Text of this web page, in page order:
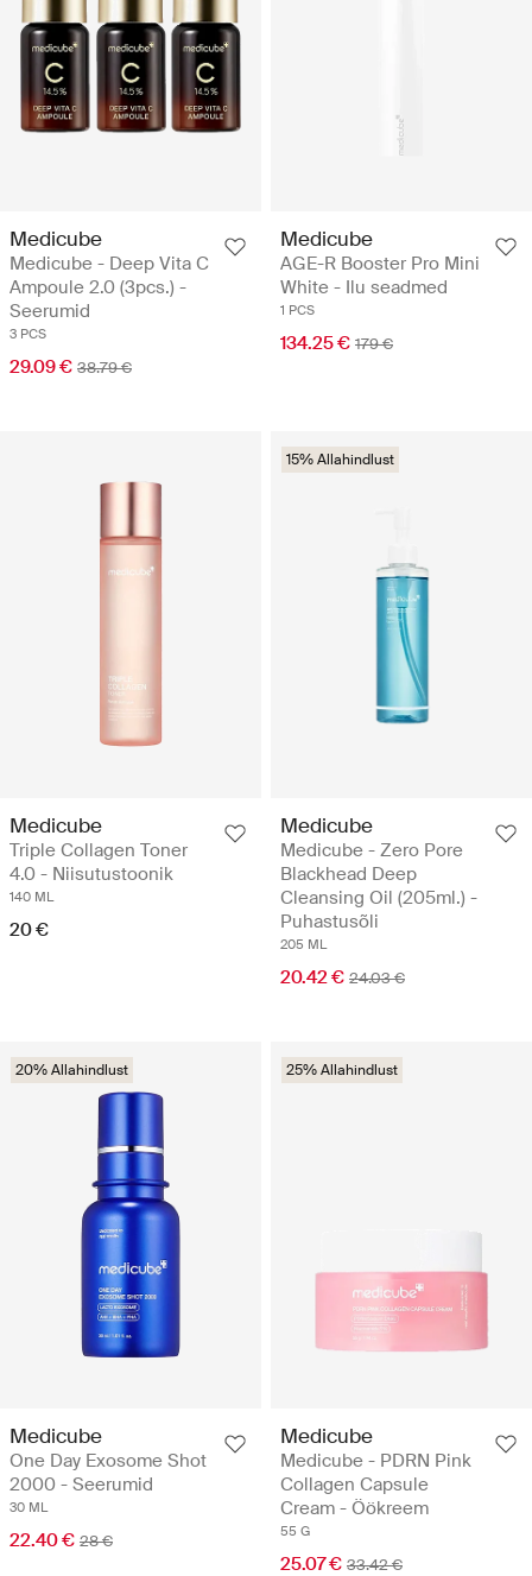
Medicube
Medicube - Deep Vita C
Ampoule 2.0 (3pcs.) -
Seerumid
3 PCS
29.09 € 38.79 €
Medicube
AGE-R Booster Pro Mini
White - Ilu seadmed
1 PCS
134.25 € 179 €
Medicube
Triple Collagen Toner
4.0 - Niisutustoonik
140 ML
20 €
15% Allahindlust
Medicube
Medicube - Zero Pore
Blackhead Deep
Cleansing Oil (205ml.) -
Puhastusõli
205 ML
20.42 € 24.03 €
20% Allahindlust
Medicube
One Day Exosome Shot
2000 - Seerumid
30 ML
22.40 € 28 €
25% Allahindlust
Medicube
Medicube - PDRN Pink
Collagen Capsule
Cream - Öökreem
55 G
25.07 € 33.42 €